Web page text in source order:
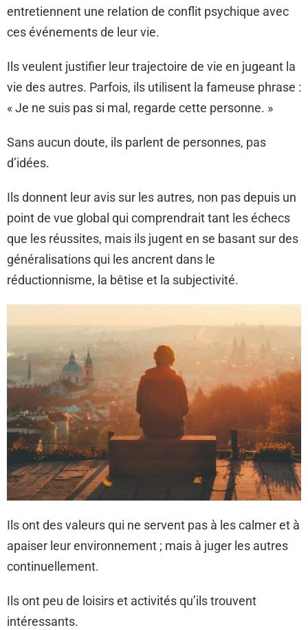
entretiennent une relation de conflit psychique avec
ces événements de leur vie.
Ils veulent justifier leur trajectoire de vie en jugeant la
vie des autres. Parfois, ils utilisent la fameuse phrase :
« Je ne suis pas si mal, regarde cette personne. »
Sans aucun doute, ils parlent de personnes, pas
d’idées.
Ils donnent leur avis sur les autres, non pas depuis un
point de vue global qui comprendrait tant les échecs
que les réussites, mais ils jugent en se basant sur des
généralisations qui les ancrent dans le
réductionnisme, la bêtise et la subjectivité.
Ils ont des valeurs qui ne servent pas à les calmer et à
apaiser leur environnement ; mais à juger les autres
continuellement.
Ils ont peu de loisirs et activités qu’ils trouvent
intéressants.